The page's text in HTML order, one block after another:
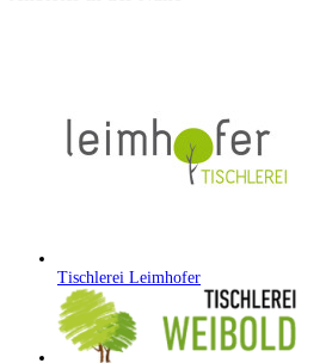
Tischlerei Leimhofer